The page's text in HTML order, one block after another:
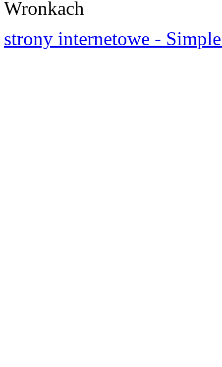
Wronkach
strony internetowe -